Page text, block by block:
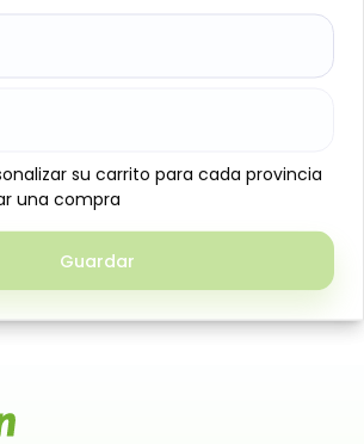
duración colonia, 4 L, Ayala,
tu ropa excepcionalmente
fragancia duradera que se
después del secado. Su mezcla
las fibras de las telas, facilita el
uso en casa o en pequeñas
suavizante ofrece una experiencia
su carrito para cada provincia
una compra
Guardar
su carrito para cada provincia
una compra
Guardar